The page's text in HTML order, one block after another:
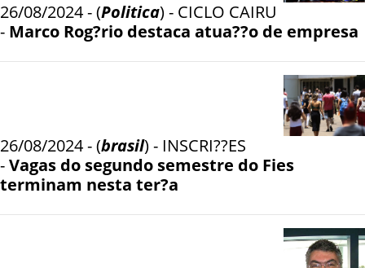
26/08/2024 - (Politica) - CICLO CAIRU
- Marco Rog?rio destaca atua??o de empresa
26/08/2024 - (brasil) - INSCRI??ES
-Vagas do segundo semestre do Fies
terminam nesta ter?a